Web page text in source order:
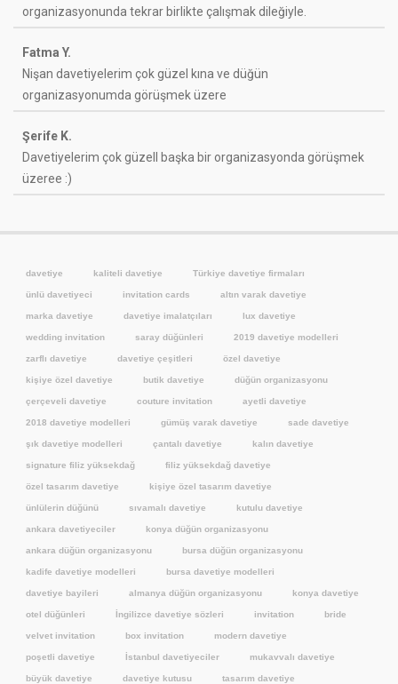
organizasyonunda tekrar birlikte çalışmak dileğiyle.
Fatma Y.
Nişan davetiyelerim çok güzel kına ve düğün
organizasyonumda görüşmek üzere
Şerife K.
Davetiyelerim çok güzell başka bir organizasyonda görüşmek
üzeree :)
davetiye kaliteli davetiye Türkiye davetiye firmaları
ünlü davetiyeci invitation cards altın varak davetiye
marka davetiye davetiye imalatçıları lux davetiye
wedding invitation saray düğünleri 2019 davetiye modelleri
zarflı davetiye davetiye çeşitleri özel davetiye
kişiye özel davetiye butik davetiye düğün organizasyonu
çerçeveli davetiye couture invitation ayetli davetiye
2018 davetiye modelleri gümüş varak davetiye sade davetiye
şık davetiye modelleri çantalı davetiye kalın davetiye
signature filiz yüksekdağ filiz yüksekdağ davetiye
özel tasarım davetiye kişiye özel tasarım davetiye
ünlülerin düğünü sıvamalı davetiye kutulu davetiye
ankara davetiyeciler konya düğün organizasyonu
ankara düğün organizasyonu bursa düğün organizasyonu
kadife davetiye modelleri bursa davetiye modelleri
davetiye bayileri almanya düğün organizasyonu konya davetiye
otel düğünleri İngilizce davetiye sözleri invitation bride
velvet invitation box invitation modern davetiye
poşetli davetiye İstanbul davetiyeciler mukavvalı davetiye
büyük davetiye davetiye kutusu tasarım davetiye